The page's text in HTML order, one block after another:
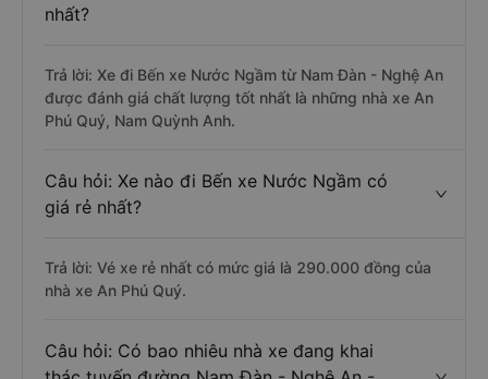
nhất?
Trả lời: Xe đi Bến xe Nước Ngầm từ Nam Đàn - Nghệ An
được đánh giá chất lượng tốt nhất là những nhà xe An
Phú Quý, Nam Quỳnh Anh.
Câu hỏi: Xe nào đi Bến xe Nước Ngầm có
giá rẻ nhất?
Trả lời: Vé xe rẻ nhất có mức giá là 290.000 đồng của
nhà xe An Phú Quý.
Câu hỏi: Có bao nhiêu nhà xe đang khai